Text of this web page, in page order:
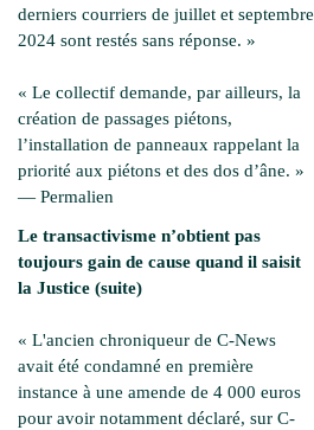
derniers courriers de juillet et septembre
2024 sont restés sans réponse. »
« Le collectif demande, par ailleurs, la
création de passages piétons,
l’installation de panneaux rappelant la
priorité aux piétons et des dos d’âne. »
— Permalien
Le transactivisme n’obtient pas
toujours gain de cause quand il saisit
la Justice (suite)
« L'ancien chroniqueur de C-News
avait été condamné en première
instance à une amende de 4 000 euros
pour avoir notamment déclaré, sur C-